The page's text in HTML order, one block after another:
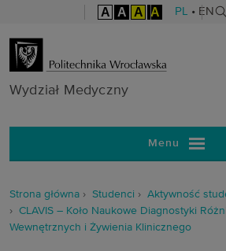
A A A A PL • EN
Wydział Medyczny
Menu
Strona główna Studenci Aktywność
CLAVIS – Koło Naukowe Diagnostyki
Wewnętrznych i Żywienia Klinicznego